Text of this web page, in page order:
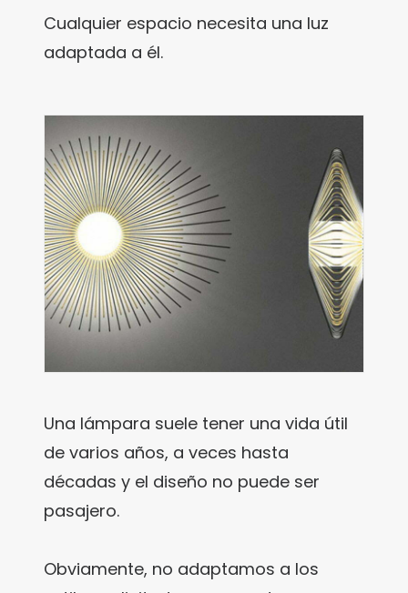
Cualquier espacio necesita una luz
adaptada a él.
Una lámpara suele tener una vida útil
de varios años, a veces hasta
décadas y el diseño no puede ser
pasajero.
Obviamente, no adaptamos a los